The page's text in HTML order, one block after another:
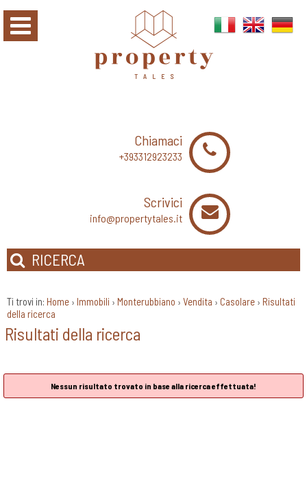
Chiamaci
+393312923233
Scrivici
info@propertytales.it
RICERCA
Ti trovi in: Home › Immobili › Monterubbiano › Vendita › Casolare › Risultati
della ricerca
Risultati della ricerca
Nessun risultato trovato in base alla ricerca effettuata!